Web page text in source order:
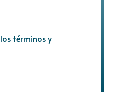
términos y